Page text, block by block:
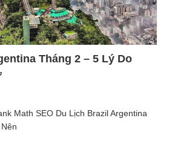
Tháng 2 – 5 Lý Do
Math SEO Du Lịch Brazil Argentina